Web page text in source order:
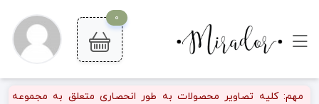
0
مهم: کلیه تصاویر محصولات به طور انحصاری متعلق به مجموعه